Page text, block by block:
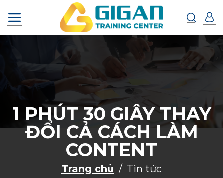
đến
1 PHÚT 30 GIÂY THAY
ĐỔI CẢ CÁCH LÀM
CONTENT
Trang chủ Tin tức